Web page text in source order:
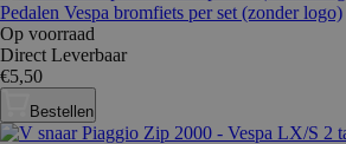
Pedalen Vespa bromfiets per set (zonder logo)
Op voorraad
Direct Leverbaar
€5,50
Bestellen